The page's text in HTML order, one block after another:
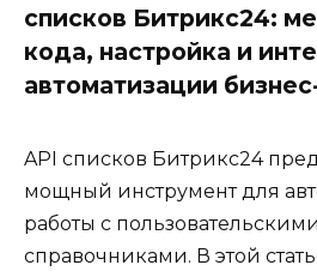
списков Битрикс24:
кода, настройка и
автоматизации
API списков Битрикс24
мощный инструмент для
работы с
справочниками. В этой